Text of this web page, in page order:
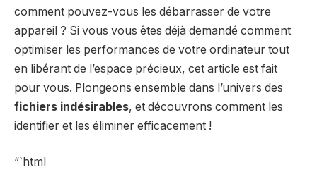
comment pouvez-vous les débarrasser de votre
appareil ? Si vous vous êtes déjà demandé comment
optimiser les performances de votre ordinateur tout
en libérant de l’espace précieux, cet article est fait
pour vous. Plongeons ensemble dans l’univers des
fichiers indésirables, et découvrons comment les
identifier et les éliminer efficacement !
“`html